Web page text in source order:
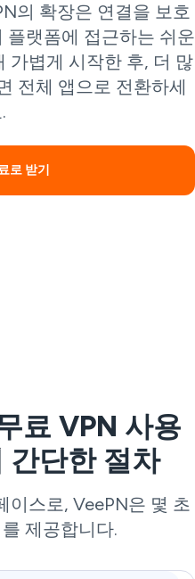
의 확장은 연결을 보호
플랫폼에 접근하는 쉬운
가볍게 시작한 후, 더 많
전체 앱으로 전환하세
로 받기
료 VPN 사용
간단한 절차
이스로, VeePN은 몇 초
제공합니다.